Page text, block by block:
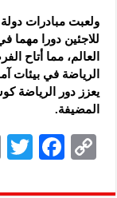
ولعبت مبادرات
العالم، مما أتاح
الرياضة في بيئات
يعزز دور الرياضة
المضيفة.
C
F